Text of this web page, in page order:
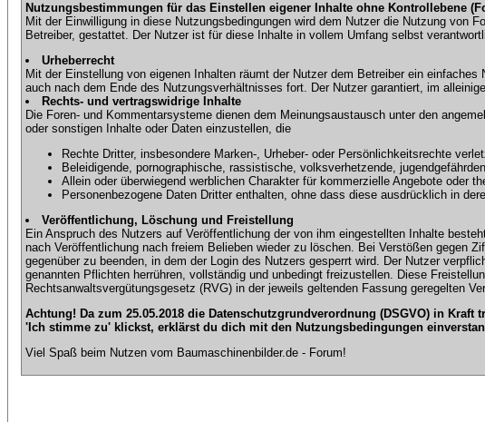
Nutzungsbestimmungen für das Einstellen eigener Inhalte ohne Kontrollebene
Mit der Einwilligung in diese Nutzungsbedingungen wird dem Nutzer die Nutzung von
Betreiber, gestattet. Der Nutzer ist für diese Inhalte in vollem Umfang selbst
Urheberrecht
Mit der Einstellung von eigenen Inhalten räumt der Nutzer dem Betreiber ein
auch nach dem Ende des Nutzungsverhältnisses fort. Der Nutzer garantiert, im
Rechts- und vertragswidrige Inhalte
Die Foren- und Kommentarsysteme dienen dem Meinungsaustausch unter den
oder sonstigen Inhalte oder Daten einzustellen, die
Rechte Dritter, insbesondere Marken-, Urheber- oder Persönlichkeitsrechte
Beleidigende, pornographische, rassistische, volksverhetzende,
Allein oder überwiegend werblichen Charakter für kommerzielle Angebote oder
Personenbezogene Daten Dritter enthalten, ohne dass diese ausdrücklich in
Veröffentlichung, Löschung und Freistellung
Ein Anspruch des Nutzers auf Veröffentlichung der von ihm eingestellten Inhalte
nach Veröffentlichung nach freiem Belieben wieder zu löschen. Bei Verstößen gegen
gegenüber zu beenden, in dem der Login des Nutzers gesperrt wird. Der Nutzer
genannten Pflichten herrühren, vollständig und unbedingt freizustellen. Diese
Rechtsanwaltsvergütungsgesetz (RVG) in der jeweils geltenden Fassung geregelten
Achtung! Da zum 25.05.2018 die Datenschutzgrundverordnung (DSGVO) in
'Ich stimme zu' klickst, erklärst du dich mit den Nutzungsbedingungen
Viel Spaß beim Nutzen vom Baumaschinenbilder.de - Forum!